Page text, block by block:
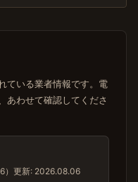
ている業者情報です。電
あわせて確認してくださ
更新: 2026.08.06